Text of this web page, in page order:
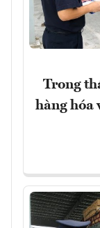
Trong
hàng hóa